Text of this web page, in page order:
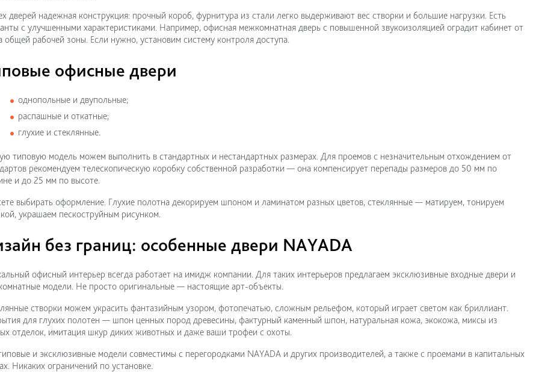
дверей надежная конструкция: прочный короб, фурнитура из стали легко выдерживают вес створки и большие нагрузки. Есть
с улучшенными характеристиками. Например, офисная межкомнатная дверь с повышенной звукоизоляцией оградит кабинет от
общей рабочей зоны. Если нужно, установим систему контроля доступа.
офисные двери
однопольные и двупольные;
распашные и откатные;
глухие и стеклянные.
типовую модель можем выполнить в стандартных и нестандартных размерах. Для проемов с незначительным отхождением от
рекомендуем телескопическую коробку собственной разработки — она компенсирует перепады размеров до 50 мм по
и до 25 мм по высоте.
выбирать оформление. Глухие полотна декорируем шпоном и ламинатом разных цветов, стеклянные — матируем, тонируем
украшаем пескоструйным рисунком.
без границ: особенные двери NAYADA
офисный интерьер всегда работает на имидж компании. Для таких интерьеров предлагаем эксклюзивные входные двери и
модели. Не просто оригинальные — настоящие арт-объекты.
створки можем украсить фантазийным узором, фотопечатью, сложным рельефом, который играет светом как бриллиант.
для глухих полотен — шпон ценных пород древесины, фактурный каменный шпон, натуральная кожа, экокожа, миксы из
отделок, имитация шкур диких животных и даже ваши трофеи с охоты.
и эксклюзивные модели совместимы с перегородками NAYADA и других производителей, а также с проемами в капитальных
Никаких ограничений по установке.